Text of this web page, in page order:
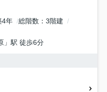
4年 総階数
3階建
」駅 徒歩6分